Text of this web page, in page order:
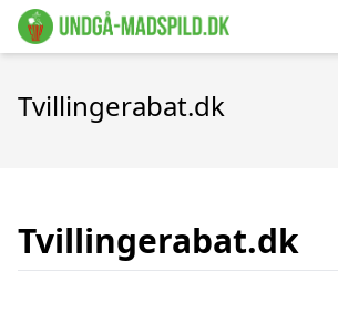
Tvillingerabat.dk
Tvillingerabat.dk